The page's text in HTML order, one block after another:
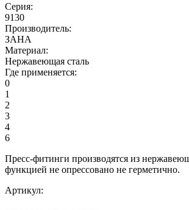
Серия:
9130
Производитель:
ЗАНА
Материал:
Нержавеющая сталь
Где применяется:
0
1
2
3
4
6
Пресс-фитинги производятся из
функцией не опрессовано не герметично.
Артикул: